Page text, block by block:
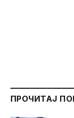
ПРОЧИТАЈ